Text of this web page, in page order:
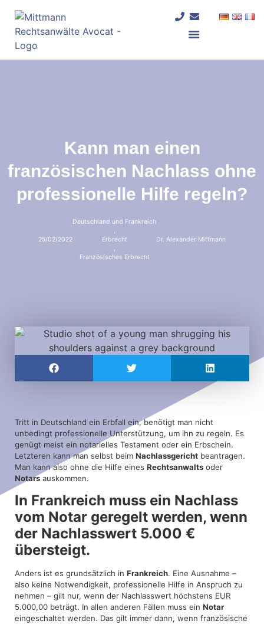
Kann man einen
französischen Nachlass ohne
professionelle Hilfe regeln?
25/02/2022
Deutschland und Frankreich
,
Erbrecht
,
Französisches Erbrecht
Dr. Alexander Mittmann
Tritt in Deutschland ein Erbfall ein, benötigt man nicht
unbedingt professionelle Unterstützung, um ihn zu regeln. Es
genügt meist ein notarielles Testament oder ein Erbschein.
Letzteren kann man selbst beim Nachlassgericht beantragen.
Man kann also ohne die Hilfe eines Rechtsanwalts oder
Notars auskommen.
In Frankreich muss ein Nachlass
vom Notar geregelt werden, wenn
der Nachlasswert 5.000 €
übersteigt.
Anders ist es grundsätzlich in Frankreich. Eine Ausnahme –
also keine Notwendigkeit, professionelle Hilfe in Anspruch zu
nehmen – gilt nur, wenn der Nachlasswert höchstens EUR
5.000,00 beträgt. In allen anderen Fällen muss ein Notar
eingeschaltet werden. Das gilt immer dann, wenn französische